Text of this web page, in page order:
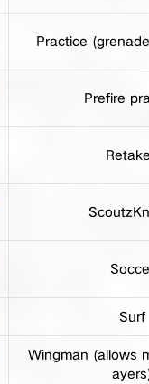
Practice
Prefire
Surf
Wingman (allows